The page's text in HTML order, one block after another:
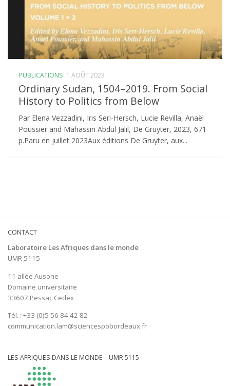
PUBLICATIONS 1 AOÛT 2023
Ordinary Sudan, 1504–2019. From Social
History to Politics from Below
Par Elena Vezzadini, Iris Seri-Hersch, Lucie Revilla, Anaël
Poussier and Mahassin Abdul Jalil, De Gruyter, 2023, 671
p.Paru en juillet 2023Aux éditions De Gruyter, aux...
CONTACT
Laboratoire Les Afriques dans le monde
UMR 5115
11 allée Ausone
Domaine universitaire
33607 Pessac Cedex
Tél. : +33 (0)5 56 84 42 82
communication.lam@sciencespobordeaux.fr
LES AFRIQUES DANS LE MONDE – UMR 5115